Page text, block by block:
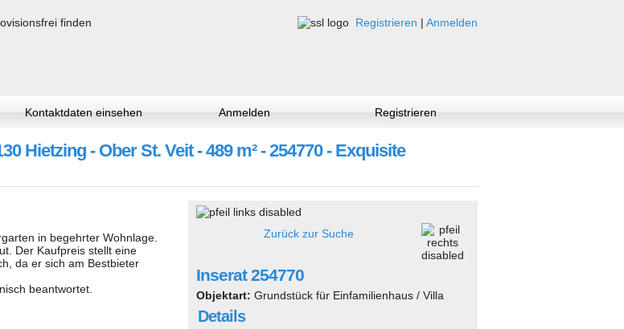
Registrieren | Anmelden
Kontaktdaten einsehen Anmelden Registrieren
Hietzing - Ober St. Veit - 489 m² - 254770 - Exquisite
in begehrter Wohnlage.
Der Kaufpreis stellt eine
da er sich am Bestbieter
beantwortet.
Zurück zur Suche
Inserat 254770
Objektart: Grundstück für Einfamilienhaus / Villa
Details